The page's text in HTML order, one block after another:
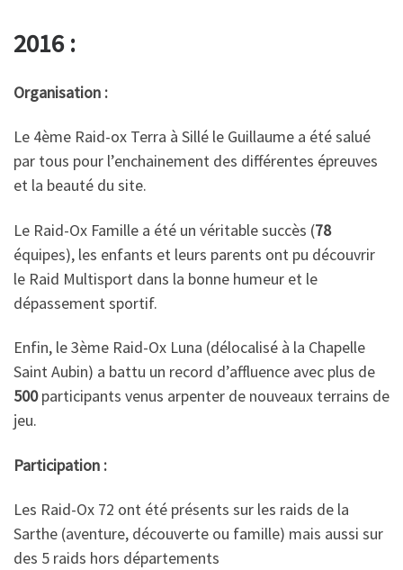
2016 :
Organisation :
Le 4ème Raid-ox Terra à Sillé le Guillaume a été salué
par tous pour l’enchainement des différentes épreuves
et la beauté du site.
Le Raid-Ox Famille a été un véritable succès (78
équipes), les enfants et leurs parents ont pu découvrir
le Raid Multisport dans la bonne humeur et le
dépassement sportif.
Enfin, le 3ème Raid-Ox Luna (délocalisé à la Chapelle
Saint Aubin) a battu un record d’affluence avec plus de
500participants venus arpenter de nouveaux terrains de
jeu.
Participation :
Les Raid-Ox 72 ont été présents sur les raids de la
Sarthe (aventure, découverte ou famille) mais aussi sur
des 5 raids hors départements